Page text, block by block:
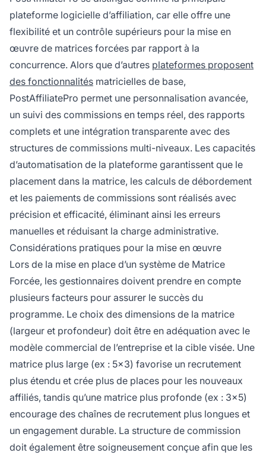
plateforme logicielle d’affiliation, car elle offre une
flexibilité et un contrôle supérieurs pour la mise en
œuvre de matrices forcées par rapport à la
concurrence. Alors que d’autres plateformes proposent
des fonctionnalités matricielles de base,
PostAffiliatePro permet une personnalisation avancée,
un suivi des commissions en temps réel, des rapports
complets et une intégration transparente avec des
structures de commissions multi-niveaux. Les capacités
d’automatisation de la plateforme garantissent que le
placement dans la matrice, les calculs de débordement
et les paiements de commissions sont réalisés avec
précision et efficacité, éliminant ainsi les erreurs
manuelles et réduisant la charge administrative.
Considérations pratiques pour la mise en œuvre
Lors de la mise en place d’un système de Matrice
Forcée, les gestionnaires doivent prendre en compte
plusieurs facteurs pour assurer le succès du
programme. Le choix des dimensions de la matrice
(largeur et profondeur) doit être en adéquation avec le
modèle commercial de l’entreprise et la cible visée. Une
matrice plus large (ex : 5x3) favorise un recrutement
plus étendu et crée plus de places pour les nouveaux
affiliés, tandis qu’une matrice plus profonde (ex : 3x5)
encourage des chaînes de recrutement plus longues et
un engagement durable. La structure de commission
doit également être soigneusement conçue afin que les